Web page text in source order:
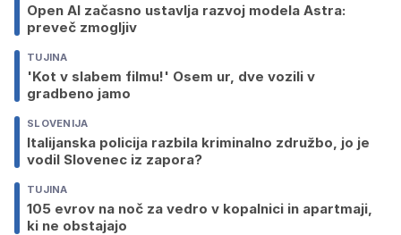
Open AI začasno ustavlja razvoj modela Astra:
preveč zmogljiv
TUJINA
'Kot v slabem filmu!' Osem ur, dve vozili v
gradbeno jamo
SLOVENIJA
Italijanska policija razbila kriminalno združbo, jo je
vodil Slovenec iz zapora?
TUJINA
105 evrov na noč za vedro v kopalnici in apartmaji,
ki ne obstajajo